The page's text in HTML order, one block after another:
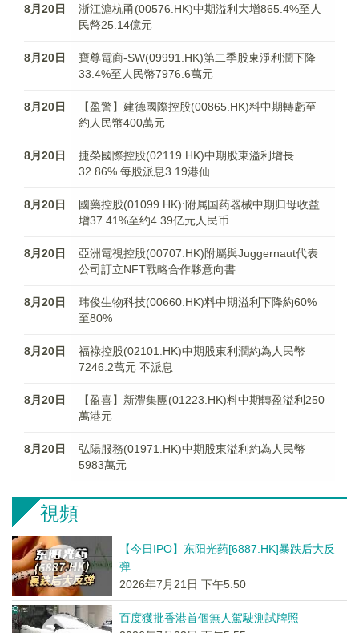
8月20日
浙江滬杭甬(00576.HK)中期溢利大增865.4%至人
民幣25.14億元
8月20日
寶尊電商-SW(09991.HK)第二季股東淨利潤下降
33.4%至人民幣7976.6萬元
8月20日
【盈警】建德國際控股(00865.HK)料中期轉虧至
約人民幣400萬元
8月20日
捷榮國際控股(02119.HK)中期股東溢利增長
32.86% 每股派息3.19港仙
8月20日
國藥控股(01099.HK):附属国药器械中期归母收益
增37.41%至约4.39亿元人民币
8月20日
亞洲電視控股(00707.HK)附屬與Juggernaut代表
公司訂立NFT戰略合作夥意向書
8月20日
玮俊生物科技(00660.HK)料中期溢利下降約60%
至80%
8月20日
福祿控股(02101.HK)中期股東利潤約為人民幣
7246.2萬元 不派息
8月20日
【盈喜】新灃集團(01223.HK)料中期轉盈溢利250
萬港元
8月20日
弘陽服務(01971.HK)中期股東溢利約為人民幣
5983萬元
視頻
【今日IPO】东阳光药[6887.HK]暴跌后大反
弹
2026年7月21日 下午5:50
百度獲批香港首個無人駕駛測試牌照